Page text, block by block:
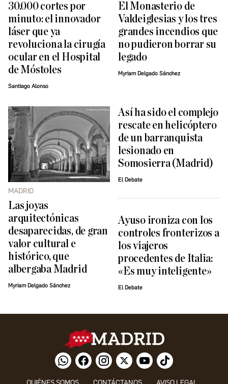
30.000 cortes por
minuto: el innovador
láser que ya
revoluciona la cirugía
ocular en el Hospital
de Móstoles
Santiago Alonso
El Monasterio de
Valdeiglesias y los tres
grandes incendios que
no pudieron borrar su
legado
Myriam Delgado Sánchez
MADRID
Las joyas
arquitectónicas
desaparecidas, de gran
valor cultural e
histórico, que
albergaba Madrid
Myriam Delgado Sánchez
Así ha sido el complejo
rescate en helicóptero
de un barranquista
lesionado en
Somosierra (Madrid)
El Debate
Ayuso ironiza con los
controles fronterizos a
los viajeros
procedentes de Italia:
«Es muy inteligente»
El Debate